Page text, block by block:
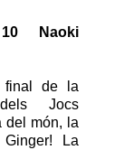
Naoki
final de la
Jocs
del món, la
La